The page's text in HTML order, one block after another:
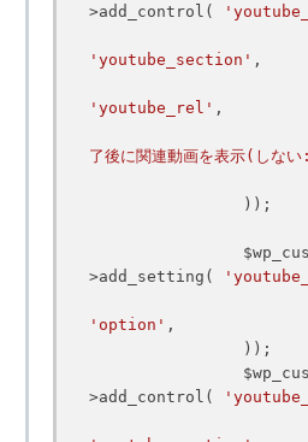
>add_control(
'youtube_section' ,
'youtube_rel' ,
了後に関連動画を表示(し
>add_setting(
'option' ,
>add_control(